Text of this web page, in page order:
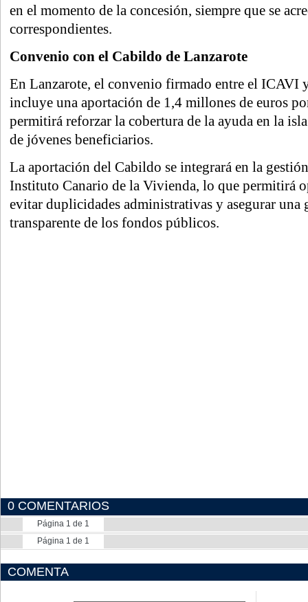
en el momento de la concesión, siempre que se
correspondientes.
Convenio con el Cabildo de Lanzarote
En Lanzarote, el convenio firmado entre el ICAVI
incluye una aportación de 1,4 millones de euros
permitirá reforzar la cobertura de la ayuda en la
de jóvenes beneficiarios.
La aportación del Cabildo se integrará en la
Instituto Canario de la Vivienda, lo que permitirá
evitar duplicidades administrativas y asegurar una
transparente de los fondos públicos.
0 COMENTARIOS
Página 1 de 1
Página 1 de 1
COMENTA